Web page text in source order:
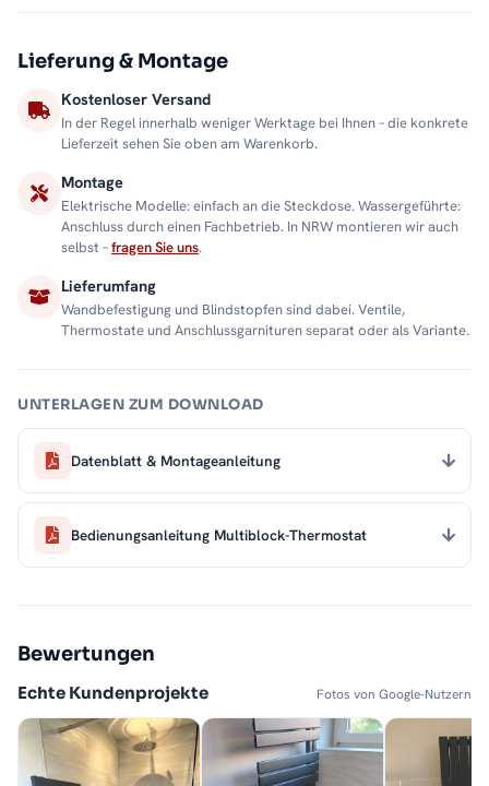
Lieferung & Montage
Kostenloser Versand
In der Regel innerhalb weniger Werktage bei Ihnen – die konkrete
Lieferzeit sehen Sie oben am Warenkorb.
Montage
Elektrische Modelle: einfach an die Steckdose. Wassergeführte:
Anschluss durch einen Fachbetrieb. In NRW montieren wir auch
selbst –fragen Sie uns.
Lieferumfang
Wandbefestigung und Blindstopfen sind dabei. Ventile,
Thermostate und Anschlussgarnituren separat oder als Variante.
UNTERLAGEN ZUM DOWNLOAD
Datenblatt & Montageanleitung
Bedienungsanleitung Multiblock-Thermostat
Bewertungen
Echte Kundenprojekte Fotos von Google-Nutzern